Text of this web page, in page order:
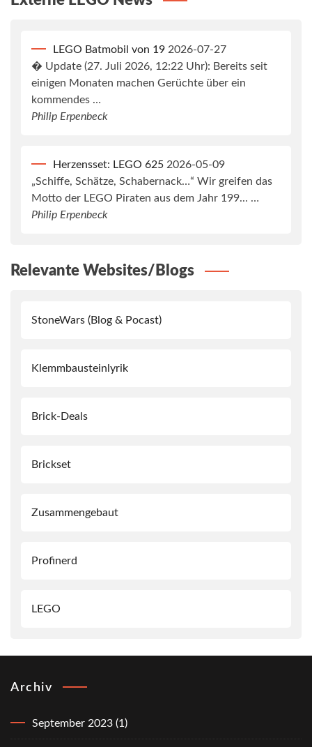
LEGO Batmobil von 19 2026-07-27
� Update (27. Juli 2026, 12:22 Uhr): Bereits seit
einigen Monaten machen Gerüchte über ein
kommendes …
Philip Erpenbeck
Herzensset: LEGO 625 2026-05-09
„Schiffe, Schätze, Schabernack…“ Wir greifen das
Motto der LEGO Piraten aus dem Jahr 199... …
Philip Erpenbeck
Relevante Websites/Blogs
StoneWars (Blog & Pocast)
Klemmbausteinlyrik
Brick-Deals
Brickset
Zusammengebaut
Profinerd
LEGO
Archiv
September 2023 (1)